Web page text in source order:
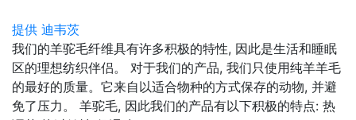
提供 迪韦茨
我们的羊驼毛纤维具有许多积极的特性, 因此是生活和睡眠
区的理想纺织伴侣。 对于我们的产品, 我们只使用纯羊羊毛
的最好的质量。它来自以适合物种的方式保存的动物, 并避
免了压力。 羊驼毛, 因此我们的产品有以下积极的特点: 热